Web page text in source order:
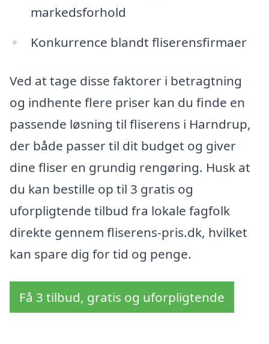
markedsforhold
Konkurrence blandt fliserensfirmaer
Ved at tage disse faktorer i betragtning
og indhente flere priser kan du finde en
passende løsning til fliserens i Harndrup,
der både passer til dit budget og giver
dine fliser en grundig rengøring. Husk at
du kan bestille op til 3 gratis og
uforpligtende tilbud fra lokale fagfolk
direkte gennem fliserens-pris.dk, hvilket
kan spare dig for tid og penge.
Få 3 tilbud, gratis og uforpligtende